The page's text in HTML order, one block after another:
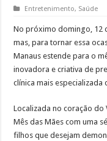
Entretenimento, Saúde
No próximo domingo, 12
mas, para tornar essa
Manaus estende para o
inovadora e criativa de
clínica mais
Localizada no coração do
Mês das Mães com uma
filhos que desejam